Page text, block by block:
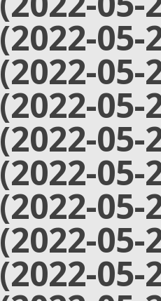
(2022-05-
(2022-05-
(2022-05-
(2022-05-
(2022-05-
(2022-05-
(2022-05-
(2022-05-